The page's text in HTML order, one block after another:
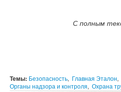
С полным
Темы: Безопасность, Главная Эталон,
Органы надзора и контроля, Охрана